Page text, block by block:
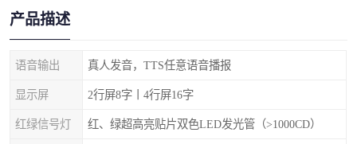
产品描述
语音输出 真人发音，TTS任意语音播报
显示屏 2行屏8字丨4行屏16字
红绿信号灯 红、绿超高亮贴片双色LED发光管（>1000CD）